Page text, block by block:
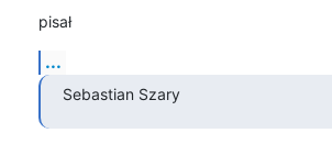
pisał
...
Sebastian Szary